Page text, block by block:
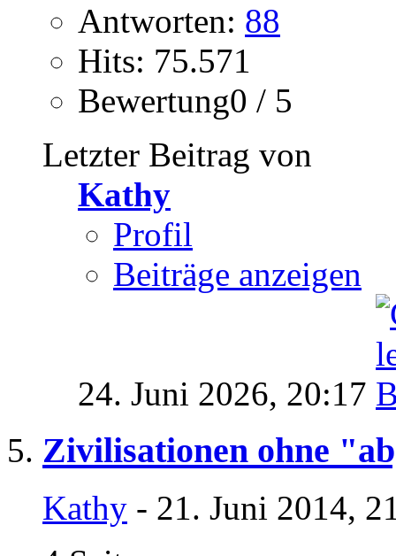
Antworten: 88
Hits: 75.571
Bewertung0 / 5
Letzter Beitrag von
Kathy
Profil
Beiträge anzeigen
24. Juni 2026, 20:17
Zivilisationen ohne
Kathy - 21. Juni 2014,